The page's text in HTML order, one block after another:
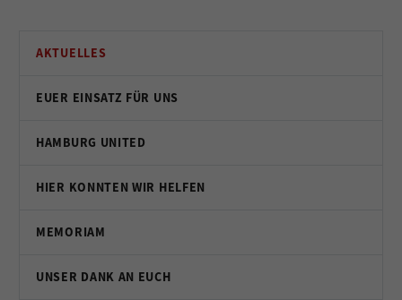
AKTUELLES
EUER EINSATZ FÜR UNS
HAMBURG UNITED
HIER KONNTEN WIR HELFEN
MEMORIAM
UNSER DANK AN EUCH